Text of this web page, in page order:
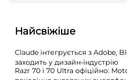
Найсвіжіше
Claude інтегрується з Adobe,
заходить у дизайн-індустрію
Razr 70 і 70 Ultra офіційно: